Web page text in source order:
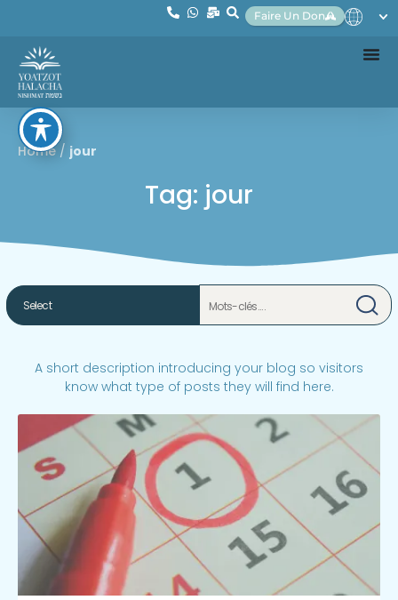
Faire Un Don
Home/ jour
Tag: jour
A short description introducing your blog so visitors
know what type of posts they will find here.